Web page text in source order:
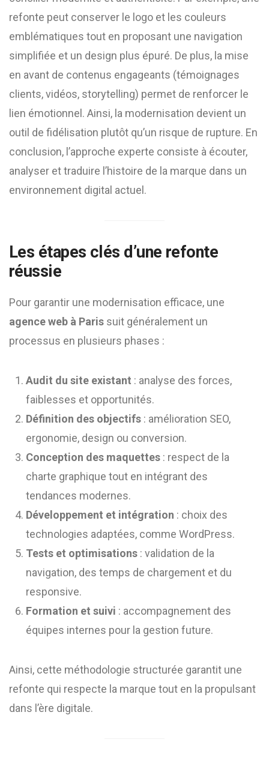
refonte peut conserver le logo et les couleurs
emblématiques tout en proposant une navigation
simplifiée et un design plus épuré. De plus, la mise
en avant de contenus engageants (témoignages
clients, vidéos, storytelling) permet de renforcer le
lien émotionnel. Ainsi, la modernisation devient un
outil de fidélisation plutôt qu’un risque de rupture. En
conclusion, l’approche experte consiste à écouter,
analyser et traduire l’histoire de la marque dans un
environnement digital actuel.
Les étapes clés d’une refonte
réussie
Pour garantir une modernisation efficace, une
agence web à Paris suit généralement un
processus en plusieurs phases :
Audit du site existant : analyse des forces,
faiblesses et opportunités.
Définition des objectifs : amélioration SEO,
ergonomie, design ou conversion.
Conception des maquettes : respect de la
charte graphique tout en intégrant des
tendances modernes.
Développement et intégration : choix des
technologies adaptées, comme WordPress.
Tests et optimisations : validation de la
navigation, des temps de chargement et du
responsive.
Formation et suivi : accompagnement des
équipes internes pour la gestion future.
Ainsi, cette méthodologie structurée garantit une
refonte qui respecte la marque tout en la propulsant
dans l’ère digitale.